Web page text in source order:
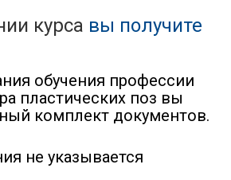
курса вы получите
обучения профессии
пластических поз вы
комплект документов.
не указывается